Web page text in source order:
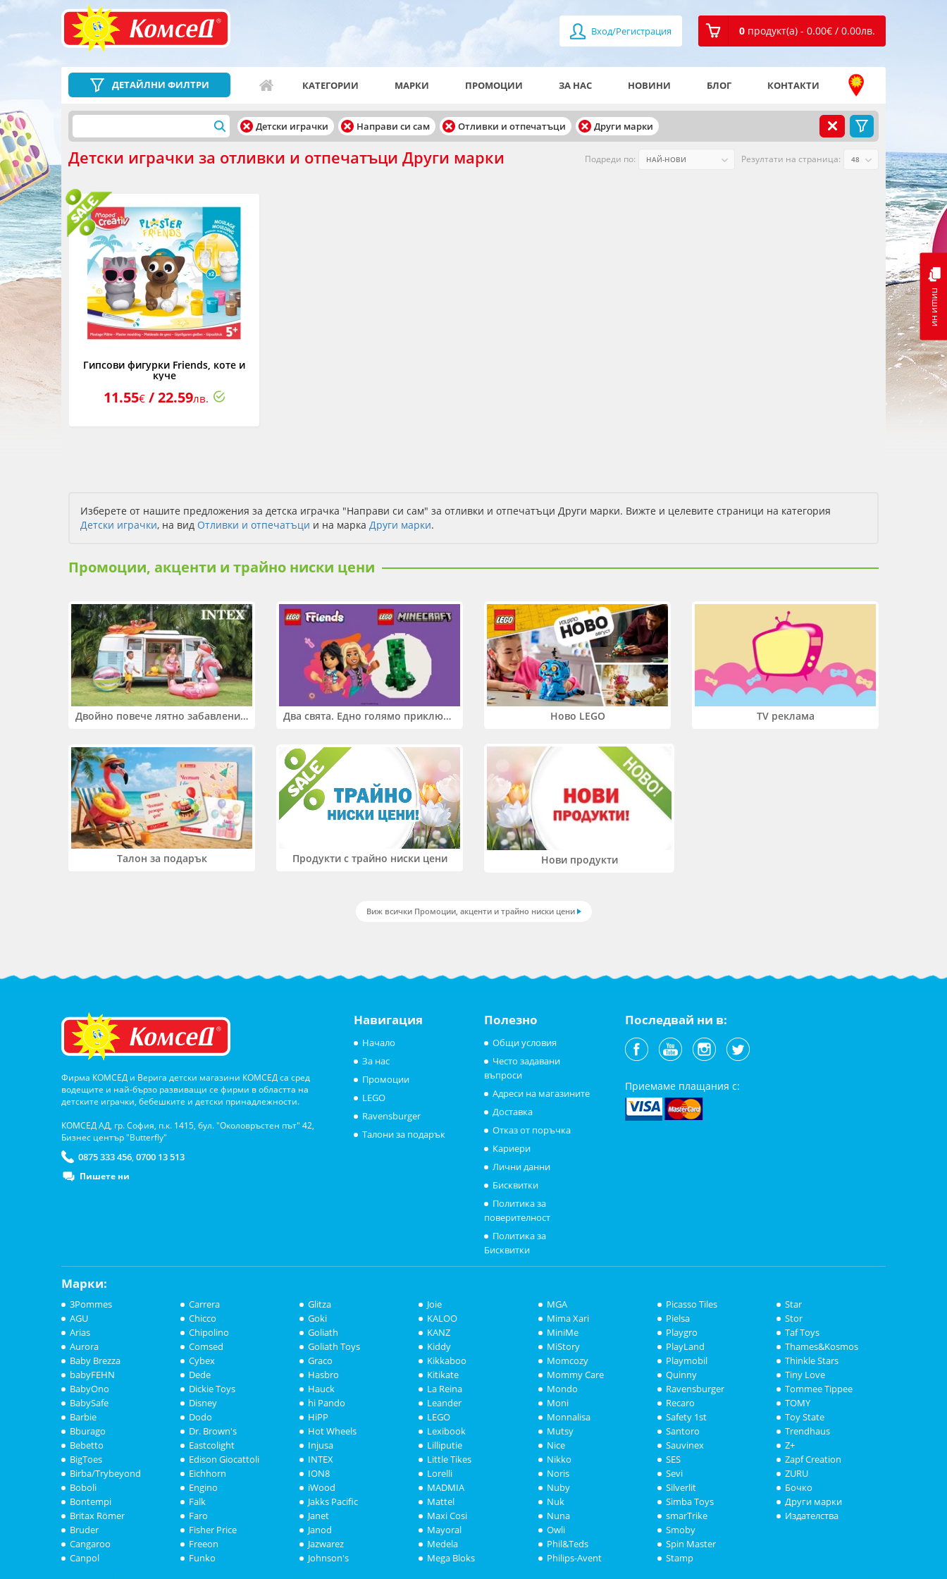
Вход/Регистрация 0 продукт(а) - 0.00€ / 0.00лв.
пиши ни
ДЕТАЙЛНИ ФИЛТРИ КАТЕГОРИИ МАРКИ ПРОМОЦИИ ЗА НАС НОВИНИ БЛОГ КОНТАКТИ
Детски играчки Направи си сам Отливки и отпечатъци Други марки
Детски играчки за отливки и отпечатъци Други марки Подреди по: Резултати на страница:
Гипсови фигурки Friends, коте и
куче
11.55€/ 22.59лв.
Изберете от нашите предложения за детска играчка "Направи си сам" за отливки и отпечатъци Други марки. Вижте и целевите страници на категория
Детски играчки, на вид Отливки и отпечатъци и на марка Други марки.
Промоции, акценти и трайно ниски цени
Двойно повече лятно забавление! Купи 2 продукта INTEX и вземи -33% Два свята. Едно голямо приключение. Купи 2 продукта LEGO® Friends и/или LEGO® Minecraft и вземи -27% Ново LEGO TV реклама
Талон за подарък Продукти с трайно ниски цени Нови продукти
Виж всички Промоции, акценти и трайно ниски цени
Фирма КОМСЕД и Верига детски магазини КОМСЕД са сред
водещите и най-бързо развиващи се фирми в областта на
детските играчки, бебешките и детски принадлежности.
КОМСЕД АД, гр. София, п.к. 1415, бул. "Околовръстен път" 42,
Бизнес център "Butterfly"
0875 333 456, 0700 13 513
Пишете ни
Навигация
Начало
За нас
Промоции
LEGO
Ravensburger
Талони за подарък
Полезно
Общи условия
Често задавани
въпроси
Адреси на магазините
Доставка
Отказ от поръчка
Кариери
Лични данни
Бисквитки
Политика за
поверителност
Политика за
Бисквитки
Последвай ни в:
Приемаме плащания с:
Марки:
3Pommes
AGU
Arias
Aurora
Baby Brezza
babyFEHN
BabyOno
BabySafe
Barbie
Bburago
Bebetto
BigToes
Birba/Trybeyond
Boboli
Bontempi
Britax Römer
Bruder
Cangaroo
Canpol
Carrera
Chicco
Chipolino
Comsed
Cybex
Dede
Dickie Toys
Disney
Dodo
Dr. Brown's
Eastcolight
Edison Giocattoli
Eichhorn
Engino
Falk
Faro
Fisher Price
Freeon
Funko
Glitza
Goki
Goliath
Goliath Toys
Graco
Hasbro
Hauck
hi Pando
HiPP
Hot Wheels
Injusa
INTEX
ION8
iWood
Jakks Pacific
Janet
Janod
Jazwarez
Johnson's
Joie
KALOO
KANZ
Kiddy
Kikkaboo
Kitikate
La Reina
Leander
LEGO
Lexibook
Lilliputie
Little Tikes
Lorelli
MADMIA
Mattel
Maxi Cosi
Mayoral
Medela
Mega Bloks
MGA
Mima Xari
MiniMe
MiStory
Momcozy
Mommy Care
Mondo
Moni
Monnalisa
Mutsy
Nice
Nikko
Noris
Nuby
Nuk
Nuna
Owli
Phil&Teds
Philips-Avent
Picasso Tiles
Pielsa
Playgro
PlayLand
Playmobil
Quinny
Ravensburger
Recaro
Safety 1st
Santoro
Sauvinex
SES
Sevi
Silverlit
Simba Toys
smarTrike
Smoby
Spin Master
Stamp
Star
Stor
Taf Toys
Thames&Kosmos
Thinkle Stars
Tiny Love
Tommee Tippee
TOMY
Toy State
Trendhaus
Z+
Zapf Creation
ZURU
Бочко
Други марки
Издателства